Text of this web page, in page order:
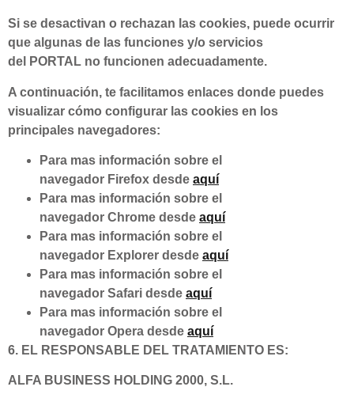
Si se desactivan o rechazan las cookies, puede ocurrir
que algunas de las funciones y/o servicios
del PORTAL no funcionen adecuadamente.
A continuación, te facilitamos enlaces donde puedes
visualizar cómo configurar las cookies en los
principales navegadores:
Para mas información sobre el
navegador Firefox desde aquí
Para mas información sobre el
navegador Chrome desde aquí
Para mas información sobre el
navegador Explorer desde aquí
Para mas información sobre el
navegador Safari desde aquí
Para mas información sobre el
navegador Opera desde aquí
6. EL RESPONSABLE DEL TRATAMIENTO ES:
ALFA BUSINESS HOLDING 2000, S.L.